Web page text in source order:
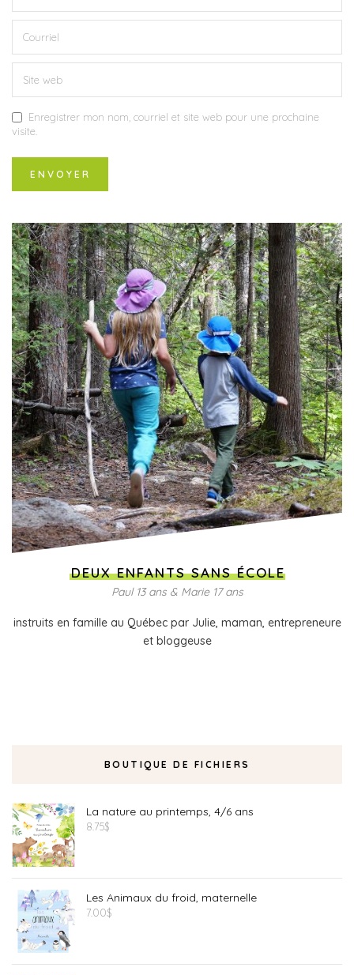
Enregistrer mon nom, courriel et site web pour une prochaine
visite.
DEUX ENFANTS SANS ÉCOLE
Paul 13 ans & Marie 17 ans
instruits en famille au Québec par Julie, maman, entrepreneure
et bloggeuse
BOUTIQUE DE FICHIERS
La nature au printemps, 4/6 ans
8.75$
Les Animaux du froid, maternelle
7.00$